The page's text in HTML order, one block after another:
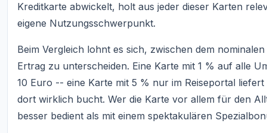
Kreditkarte abwickelt, holt aus jeder dieser Karten
eigene Nutzungsschwerpunkt.
Beim Vergleich lohnt es sich, zwischen dem
Ertrag zu unterscheiden. Eine Karte mit 1 % auf alle
10 Euro -- eine Karte mit 5 % nur im Reiseportal
dort wirklich bucht. Wer die Karte vor allem für den
besser bedient als mit einem spektakulären